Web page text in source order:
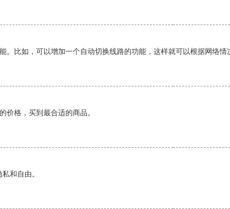
比如，可以增加一个自动切换线路的功能，这样就可以根据网络情
价格，买到最合适的商品。
和自由。